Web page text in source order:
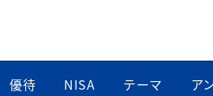
優待 NISA テーマ ア